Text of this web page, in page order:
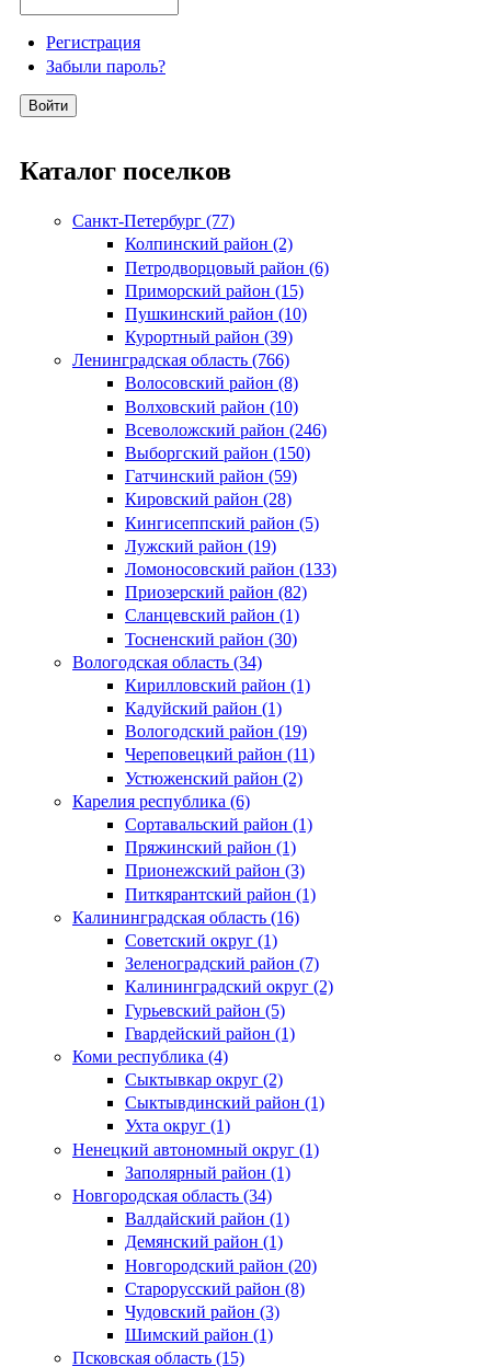
Регистрация
Забыли пароль?
Каталог поселков
Санкт-Петербург (77)
Колпинский район (2)
Петродворцовый район (6)
Приморский район (15)
Пушкинский район (10)
Курортный район (39)
Ленинградская область (766)
Волосовский район (8)
Волховский район (10)
Всеволожский район (246)
Выборгский район (150)
Гатчинский район (59)
Кировский район (28)
Кингисеппский район (5)
Лужский район (19)
Ломоносовский район (133)
Приозерский район (82)
Сланцевский район (1)
Тосненский район (30)
Вологодская область (34)
Кирилловский район (1)
Кадуйский район (1)
Вологодский район (19)
Череповецкий район (11)
Устюженский район (2)
Карелия республика (6)
Сортавальский район (1)
Пряжинский район (1)
Прионежский район (3)
Питкярантский район (1)
Калининградская область (16)
Советский округ (1)
Зеленоградский район (7)
Калининградский округ (2)
Гурьевский район (5)
Гвардейский район (1)
Коми республика (4)
Сыктывкар округ (2)
Сыктывдинский район (1)
Ухта округ (1)
Ненецкий автономный округ (1)
Заполярный район (1)
Новгородская область (34)
Валдайский район (1)
Демянский район (1)
Новгородский район (20)
Старорусский район (8)
Чудовский район (3)
Шимский район (1)
Псковская область (15)